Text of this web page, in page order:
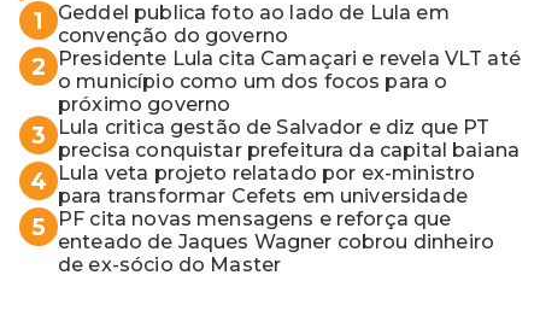
1
Geddel publica foto ao lado de Lula em
convenção do governo
2
Presidente Lula cita Camaçari e revela VLT até
o município como um dos focos para o
próximo governo
3
Lula critica gestão de Salvador e diz que PT
precisa conquistar prefeitura da capital baiana
4
Lula veta projeto relatado por ex-ministro
para transformar Cefets em universidade
5
PF cita novas mensagens e reforça que
enteado de Jaques Wagner cobrou dinheiro
de ex-sócio do Master